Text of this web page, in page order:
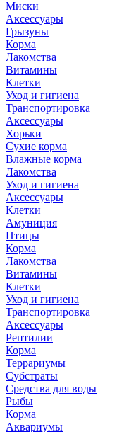
Миски
Аксессуары
Грызуны
Корма
Лакомства
Витамины
Клетки
Уход и гигиена
Транспортировка
Аксессуары
Хорьки
Сухие корма
Влажные корма
Лакомства
Уход и гигиена
Аксессуары
Клетки
Амуниция
Птицы
Корма
Лакомства
Витамины
Клетки
Уход и гигиена
Транспортировка
Аксессуары
Рептилии
Корма
Террариумы
Субстраты
Средства для воды
Рыбы
Корма
Аквариумы